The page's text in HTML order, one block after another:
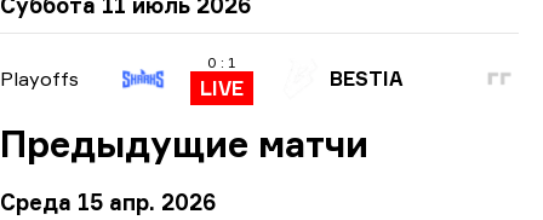
Playoffs
0 : 1
LIVE BESTIA
Предыдущие матчи
Среда 15 апр. 2026